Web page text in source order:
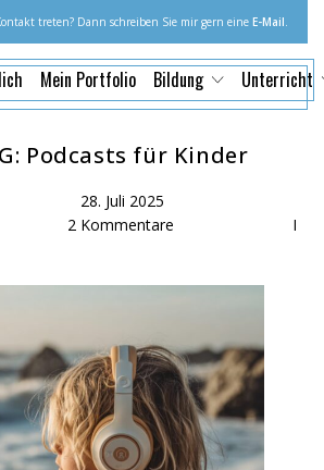
treten? Dann schreiben Sie mir gern eine E-Mail.
Mein Portfolio Bildung Unterricht
Podcasts für Kinder
28. Juli 2025
2 Kommentare
I